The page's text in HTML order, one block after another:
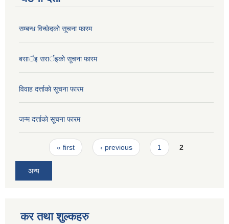
सम्बन्ध विच्छेदकाे सूचना फारम
बसार्इ सरार्इकाे सूचना फारम
विवाह दर्त्ताकाे सूचना फारम
जन्म दर्त्ताकाे सूचना फारम
Pages« first ‹ previous 1 2
अन्य
कर तथा शुल्कहरु